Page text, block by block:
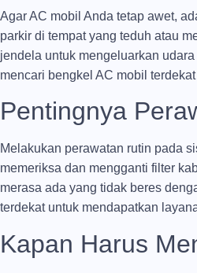
Agar AC mobil Anda tetap awet,
parkir di tempat yang teduh atau
jendela untuk mengeluarkan
mencari bengkel AC mobil
Pentingnya
Melakukan perawatan rutin pada
memeriksa dan mengganti filter
merasa ada yang tidak beres
terdekat untuk mendapatkan
Kapan Harus